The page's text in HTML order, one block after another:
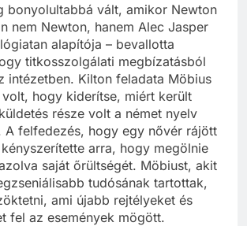
bonyolultabbá vált, amikor Newton
nem Newton, hanem Alec Jasper
alapítója – bevallotta
titkosszolgálati megbízatásból
intézetben. Kilton feladata Möbius
hogy kiderítse, miért került
része volt a német nyelv
A felfedezés, hogy egy nővér rájött
arra, hogy megölnie
saját őrültségét. Möbiust, akit
tudósának tartottak,
ami újabb rejtélyeket és
fel az események mögött.